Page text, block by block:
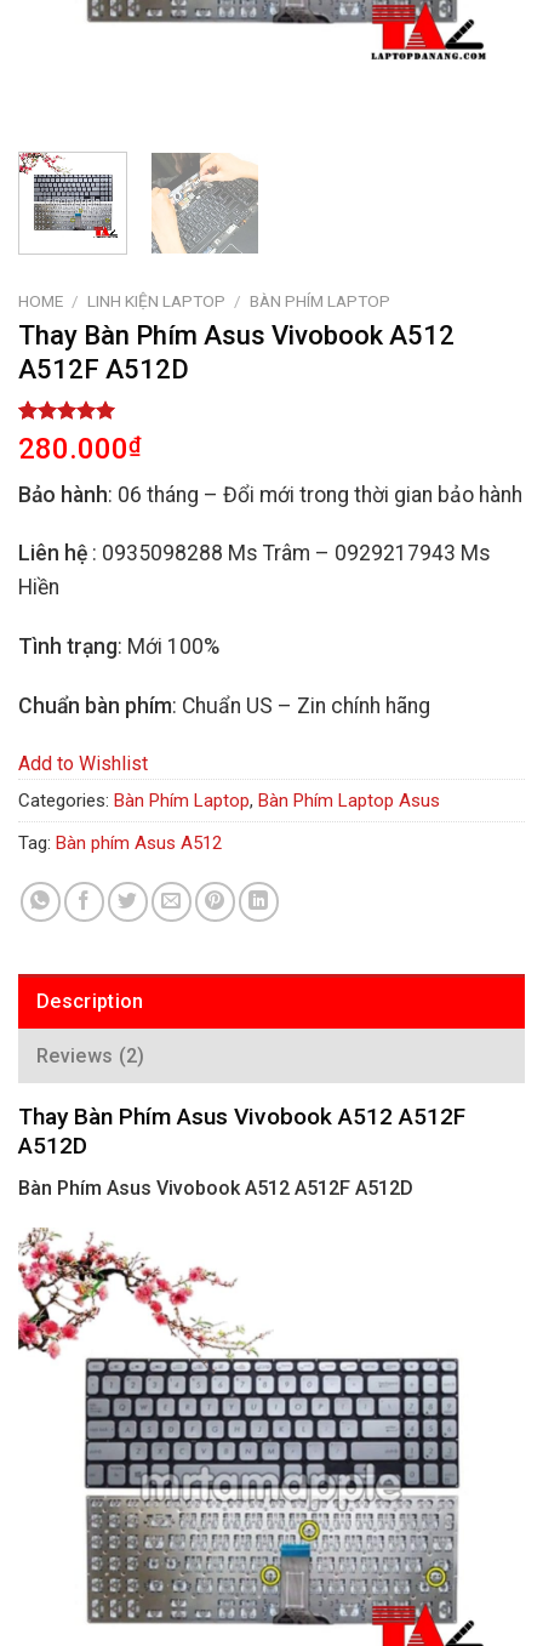
HOME / LINH KIỆN LAPTOP / BÀN PHÍM LAPTOP
Thay Bàn Phím Asus Vivobook A512
A512F A512D
Rated
5.00
out of 5
2
customer
280.000₫
Bảo hành: 06 tháng – Đổi mới trong thời gian bảo hành
Liên hệ : 0935098288 Ms Trâm – 0929217943 Ms
Hiền
Tình trạng: Mới 100%
Chuẩn bàn phím: Chuẩn US – Zin chính hãng
Add to Wishlist
Categories: Bàn Phím Laptop, Bàn Phím Laptop Asus
Tag: Bàn phím Asus A512
Description
Reviews (2)
Thay Bàn Phím Asus Vivobook A512 A512F
A512D
Bàn Phím Asus Vivobook A512 A512F A512D